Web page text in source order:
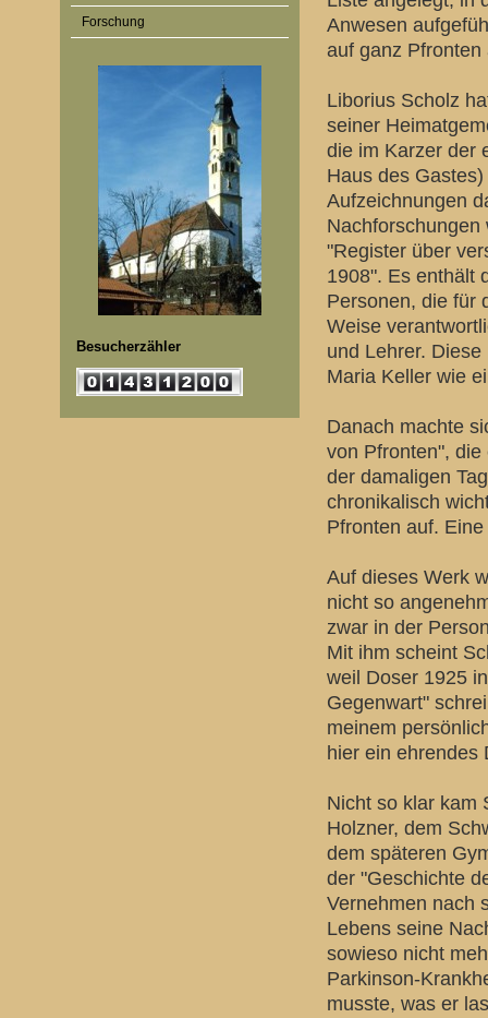
Forschung
Besucherzähler
Anwesen
auf ganz
Liborius Scholz
seiner
die im Karzer der
Haus des
Aufzeichnungen
Nachforschungen
"Register über
1908". Es enthält
Personen, die für
Weise
und Lehrer.
Maria Keller wie
Danach machte
von Pfronten",
der damaligen
chronikalisch
Pfronten auf.
Auf dieses Werk
nicht so
zwar in der
Mit ihm scheint
weil Doser 1925
Gegenwart"
meinem
hier ein ehrendes
Nicht so klar kam
Holzner, dem
dem späteren
der "Geschichte
Vernehmen nach
Lebens seine
sowieso nicht
Parkinson-
musste, was er